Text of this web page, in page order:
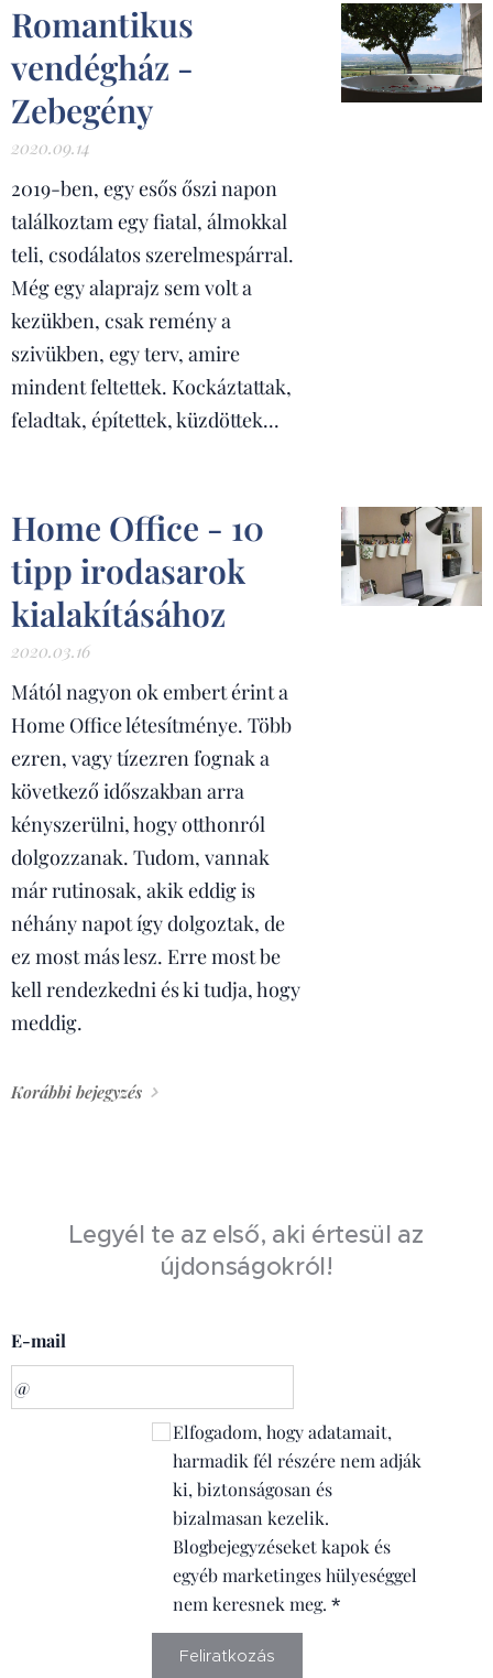
Romantikus
vendégház -
Zebegény
2020.09.14
2019-ben, egy esős őszi napon
találkoztam egy fiatal, álmokkal
teli, csodálatos szerelmespárral.
Még egy alaprajz sem volt a
kezükben, csak remény a
szivükben, egy terv, amire
mindent feltettek. Kockáztattak,
feladtak, építettek, küzdöttek...
Home Office - 10
tipp irodasarok
kialakításához
2020.03.16
Mától nagyon ok embert érint a
Home Office létesítménye. Több
ezren, vagy tízezren fognak a
következő időszakban arra
kényszerülni, hogy otthonról
dolgozzanak. Tudom, vannak
már rutinosak, akik eddig is
néhány napot így dolgoztak, de
ez most más lesz. Erre most be
kell rendezkedni és ki tudja, hogy
meddig.
Korábbi bejegyzés
Legyél te az első, aki értesül az
újdonságokról!
E-mail
Elfogadom, hogy adatamait,
harmadik fél részére nem adják
ki, biztonságosan és
bizalmasan kezelik.
Blogbejegyzéseket kapok és
egyéb marketinges hülyeséggel
nem keresnek meg.
Feliratkozás